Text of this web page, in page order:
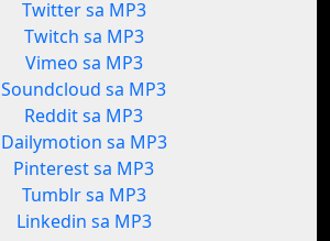
Twitter sa MP3
Twitch sa MP3
Vimeo sa MP3
Soundcloud sa MP3
Reddit sa MP3
Dailymotion sa MP3
Pinterest sa MP3
Tumblr sa MP3
Linkedin sa MP3